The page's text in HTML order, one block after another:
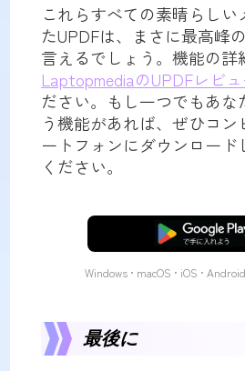
これらすべての素晴らしい
たUPDFは、まさに最高峰
言えるでしょう。機能の詳
LaptopmediaのUPDFレビ
ださい。もし一つでもあな
う機能があれば、ぜひコン
ートフォンにダウンロード
ください。
無料ダウンロー
Windows • macOS • iOS • Android
最後に